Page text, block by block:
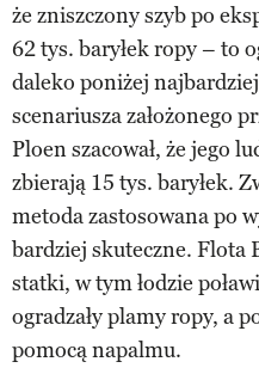
że zniszczony szyb po
62 tys. baryłek ropy – to
daleko poniżej
scenariusza założonego
Ploen szacował, że jego
zbierają 15 tys. baryłek.
metoda zastosowana po
bardziej skuteczne. Flota
statki, w tym łodzie
ogradzały plamy ropy, a
pomocą napalmu.